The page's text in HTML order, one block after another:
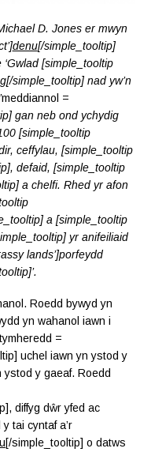
D. Jones er mwyn
denu[/simple_tooltip]
[simple_tooltip
[/simple_tooltip] nad yw’n
meddiannol =
gan neb ond ychydig
[simple_tooltip
ceffylau, [simple_tooltip
defaid, [simple_tooltip
a chelfi. Rhed yr afon
a [simple_tooltip
yr anifeiliaid
lands’]porfeydd
Roedd bywyd yn
yn wahanol iawn i
=
uchel iawn yn ystod y
y gaeaf. Roedd
diffyg dŵr yfed ac
tai cyntaf a’r
[/simple_tooltip] o datws